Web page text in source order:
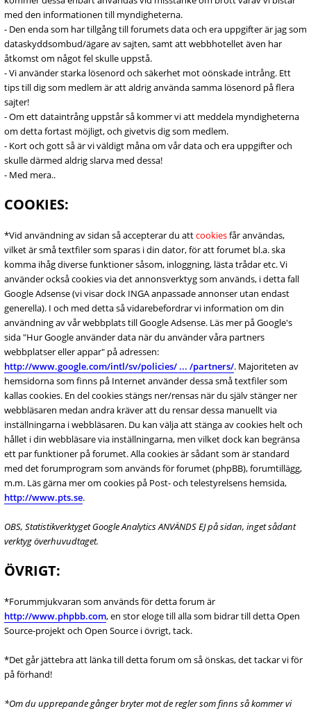
med den informationen till myndigheterna.
- Den enda som har tillgång till forumets data och era uppgifter är jag som
dataskyddsombud/ägare av sajten, samt att webbhotellet även har
åtkomst om något fel skulle uppstå.
- Vi använder starka lösenord och säkerhet mot oönskade intrång. Ett
tips till dig som medlem är att aldrig använda samma lösenord på flera
sajter!
- Om ett dataintrång uppstår så kommer vi att meddela myndigheterna
om detta fortast möjligt, och givetvis dig som medlem.
- Kort och gott så är vi väldigt måna om vår data och era uppgifter och
skulle därmed aldrig slarva med dessa!
- Med mera..
COOKIES:
*Vid användning av sidan så accepterar du attcookiesfår användas,
vilket är små textfiler som sparas i din dator, för att forumet bl.a. ska
komma ihåg diverse funktioner såsom, inloggning, lästa trådar etc. Vi
använder också cookies via det annonsverktyg som används, i detta fall
Google Adsense (vi visar dock INGA anpassade annonser utan endast
generella). I och med detta så vidarebefordrar vi information om din
användning av vår webbplats till Google Adsense. Läs mer på Google's
sida "Hur Google använder data när du använder våra partners
webbplatser eller appar" på adressen:
http://www.google.com/intl/sv/policies/ ... /partners/. Majoriteten av
hemsidorna som finns på Internet använder dessa små textfiler som
kallas cookies. En del cookies stängs ner/rensas när du själv stänger ner
webbläsaren medan andra kräver att du rensar dessa manuellt via
inställningarna i webbläsaren. Du kan välja att stänga av cookies helt och
hållet i din webbläsare via inställningarna, men vilket dock kan begränsa
ett par funktioner på forumet. Alla cookies är sådant som är standard
med det forumprogram som används för forumet (phpBB), forumtillägg,
m.m. Läs gärna mer om cookies på Post- och telestyrelsens hemsida,
http://www.pts.se.
OBS, Statistikverktyget Google Analytics ANVÄNDS EJ på sidan, inget sådant
verktyg överhuvudtaget.
ÖVRIGT:
*Forummjukvaran som används för detta forum är
http://www.phpbb.com, en stor eloge till alla som bidrar till detta Open
Source-projekt och Open Source i övrigt, tack.
*Det går jättebra att länka till detta forum om så önskas, det tackar vi för
på förhand!
*Om du upprepande gånger bryter mot de regler som finns så kommer vi